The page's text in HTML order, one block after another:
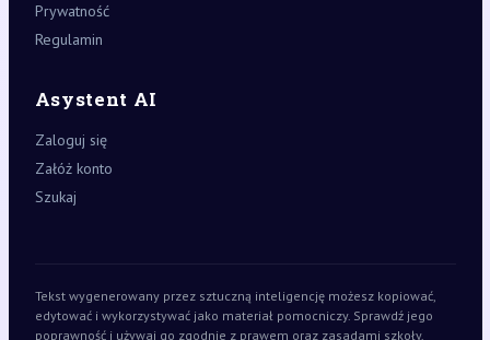
Prywatność
Regulamin
Asystent AI
Zaloguj się
Załóż konto
Szukaj
Tekst wygenerowany przez sztuczną inteligencję możesz kopiować,
edytować i wykorzystywać jako materiał pomocniczy. Sprawdź jego
poprawność i używaj go zgodnie z prawem oraz zasadami szkoły,